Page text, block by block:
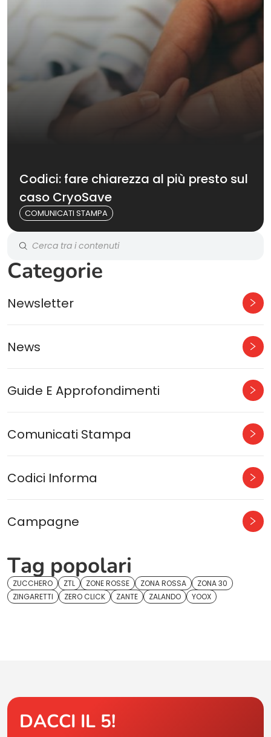
Codici: fare chiarezza al più presto sul
caso CryoSave
COMUNICATI STAMPA
Categorie
Newsletter
News
Guide E Approfondimenti
Comunicati Stampa
Codici Informa
Campagne
Tag popolari
ZUCCHERO ZTL ZONE ROSSE ZONA ROSSA
ZONA 30
ZINGARETTI
ZERO CLICK ZANTE ZALANDO YOOX
DACCI IL 5!